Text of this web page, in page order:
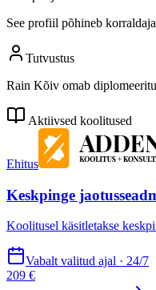
See profiil põhineb
Tutvustus
Rain Kõiv omab
Aktiivsed koolitused
Ehitus
Keskpinge
Koolitusel käsitletakse
Vabalt valitud ajal · 24/7
209 €